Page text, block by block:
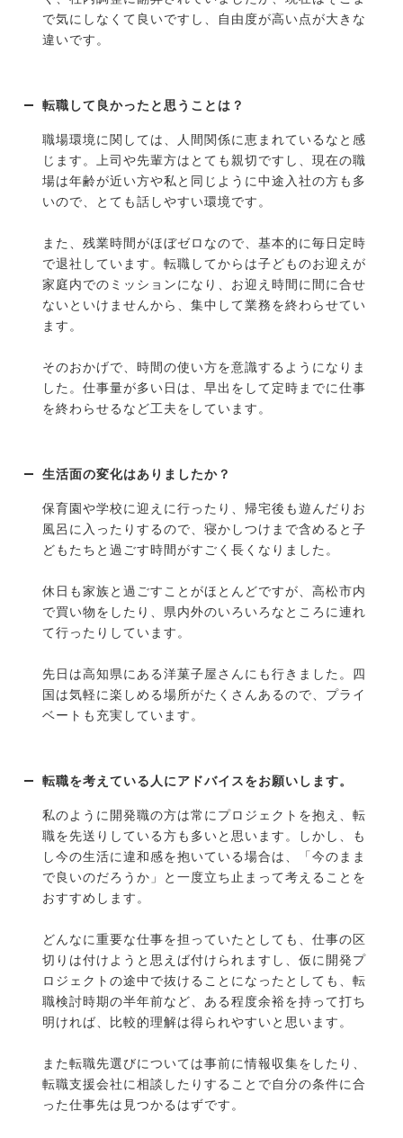
で気にしなくて良いですし、自由度が高い点が大きな
違いです。
転職して良かったと思うことは？
職場環境に関しては、人間関係に恵まれているなと感
じます。上司や先輩方はとても親切ですし、現在の職
場は年齢が近い方や私と同じように中途入社の方も多
いので、とても話しやすい環境です。
また、残業時間がほぼゼロなので、基本的に毎日定時
で退社しています。転職してからは子どものお迎えが
家庭内でのミッションになり、お迎え時間に間に合せ
ないといけませんから、集中して業務を終わらせてい
ます。
そのおかげで、時間の使い方を意識するようになりま
した。仕事量が多い日は、早出をして定時までに仕事
を終わらせるなど工夫をしています。
生活面の変化はありましたか？
保育園や学校に迎えに行ったり、帰宅後も遊んだりお
風呂に入ったりするので、寝かしつけまで含めると子
どもたちと過ごす時間がすごく長くなりました。
休日も家族と過ごすことがほとんどですが、高松市内
で買い物をしたり、県内外のいろいろなところに連れ
て行ったりしています。
先日は高知県にある洋菓子屋さんにも行きました。四
国は気軽に楽しめる場所がたくさんあるので、プライ
ベートも充実しています。
転職を考えている人にアドバイスをお願いします。
私のように開発職の方は常にプロジェクトを抱え、転
職を先送りしている方も多いと思います。しかし、も
し今の生活に違和感を抱いている場合は、「今のまま
で良いのだろうか」と一度立ち止まって考えることを
おすすめします。
どんなに重要な仕事を担っていたとしても、仕事の区
切りは付けようと思えば付けられますし、仮に開発プ
ロジェクトの途中で抜けることになったとしても、転
職検討時期の半年前など、ある程度余裕を持って打ち
明ければ、比較的理解は得られやすいと思います。
また転職先選びについては事前に情報収集をしたり、
転職支援会社に相談したりすることで自分の条件に合
った仕事先は見つかるはずです。